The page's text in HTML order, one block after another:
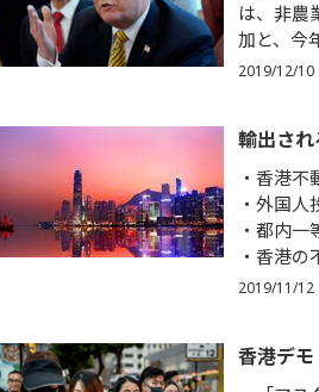
は、非農
加と、今
2019/12/10
輸出さ
香港不
外国人
都内一
香港の
2019/11/12
香港デ